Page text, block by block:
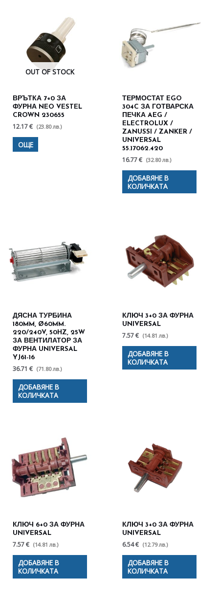
OUT OF STOCK
ВРЪТКА 7+0 ЗА
ФУРНА NEO VESTEL
CROWN 230655
12.17 € (23.80 лв.)
ОЩЕ
ТЕРМОСТАТ EGO
304C ЗА ГОТВАРСКА
ПЕЧКА AEG /
ELECTROLUX /
ZANUSSI / ZANKER /
UNIVERSAL
55.17062.420
16.77 € (32.80 лв.)
ДОБАВЯНЕ В
КОЛИЧКАТА
ДЯСНА ТУРБИНА
180MM, Ø60MM.
220/240V, 50HZ, 25W
ЗА ВЕНТИЛАТОР ЗА
ФУРНА UNIVERSAL
YJ61-16
36.71 € (71.80 лв.)
ДОБАВЯНЕ В
КОЛИЧКАТА
КЛЮЧ 3+0 ЗА ФУРНА
UNIVERSAL
7.57 € (14.81 лв.)
ДОБАВЯНЕ В
КОЛИЧКАТА
КЛЮЧ 6+0 ЗА ФУРНА
UNIVERSAL
7.57 € (14.81 лв.)
ДОБАВЯНЕ В
КОЛИЧКАТА
КЛЮЧ 3+0 ЗА ФУРНА
UNIVERSAL
6.54 € (12.79 лв.)
ДОБАВЯНЕ В
КОЛИЧКАТА